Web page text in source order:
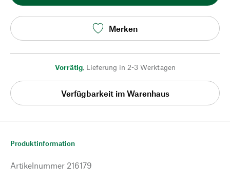
Merken
Vorrätig, Lieferung in 2-3 Werktagen
Verfügbarkeit im Warenhaus
Produktinformation
Artikelnummer 216179